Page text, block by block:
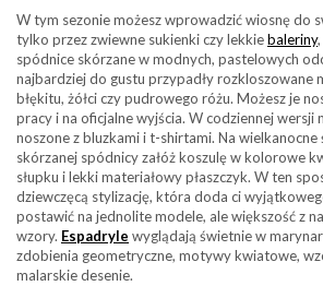
W tym sezonie możesz wprowadzić wiosnę do
tylko przez zwiewne sukienki czy lekkiebaleriny
spódnice skórzane w modnych, pastelowych
najbardziej do gustu przypadły rozkloszowane
błękitu, żółci czy pudrowego różu. Możesz je
pracy i na oficjalne wyjścia. W codziennej wersji
noszone z bluzkami i t-shirtami. Na wielkanocne
skórzanej spódnicy załóż koszulę w kolorowe
słupku i lekki materiałowy płaszczyk. W ten
dziewczęcą stylizację, która doda ci
postawić na jednolite modele, ale większość z
wzory. Espadryle wyglądają świetnie w
zdobienia geometryczne, motywy kwiatowe,
malarskie desenie.